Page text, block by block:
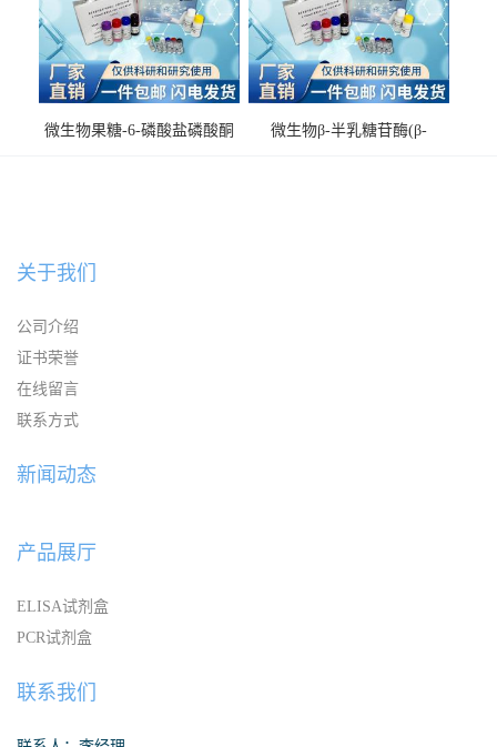
微生物果糖-6-磷酸盐磷酸酮
微生物β-半乳糖苷酶(β-
关于我们
公司介绍
证书荣誉
在线留言
联系方式
新闻动态
产品展厅
ELISA试剂盒
PCR试剂盒
联系我们